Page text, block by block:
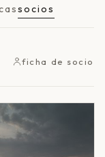
socios
ficha de socio